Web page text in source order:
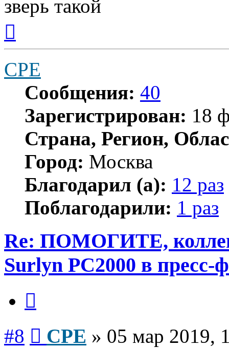
зверь такой
началу
CPE
Сообщения: 40
Зарегистрирован: 18
Страна, Регион,
Город: Москва
Благодарил (а): 12 раз
Поблагодарили: 1 раз
Re: ПОМОГИТЕ,
Surlyn PC2000 в пресс-
#8 CPE » 05 мар 2019,